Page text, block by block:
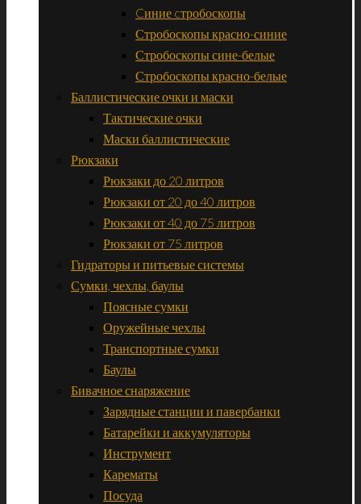
Cиние cтробоскопы
Стробоскопы красно-синие
Стробоскопы сине-белые
Стробоскопы красно-белые
Баллистические очки и маски
Тактические очки
Маски баллистические
Рюкзаки
Рюкзаки до 20 литров
Рюкзаки от 20 до 40 литров
Рюкзаки от 40 до 75 литров
Рюкзаки от 75 литров
Гидраторы и питьевые системы
Сумки, чехлы, баулы
Поясные сумки
Оружейные чехлы
Транспортные сумки
Баулы
Бивачное снаряжение
Зарядные станции и павербанки
Батарейки и аккумуляторы
Инструмент
Карематы
Посуда